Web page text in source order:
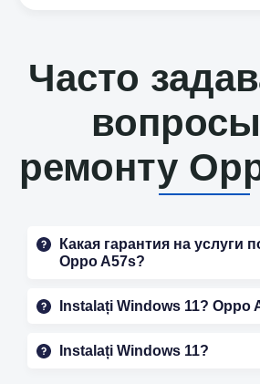
Часто
ремонту
Какая гарантия на услуги
Oppo A57s?
Instalați Windows 11? Oppo
Instalați Windows 11?